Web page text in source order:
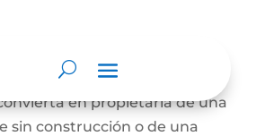
Inmuebles
contratos para que una
en propietaria de una
sin construcción o de una